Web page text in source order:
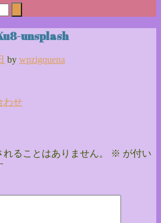
unsplash
by wpzigquena
わせ
ることはありません。 ※ が付い